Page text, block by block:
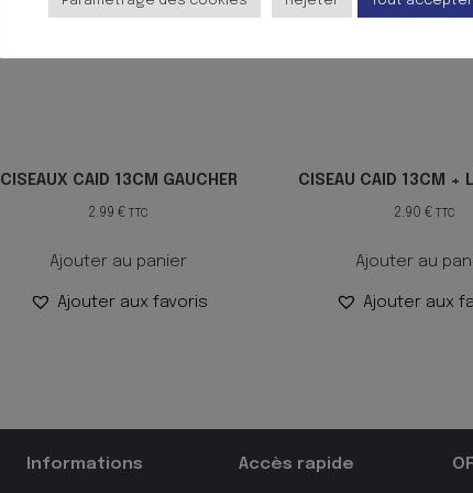
CISEAUX CAID 13CM GAUCHER
2.99€ TTC
Ajouter au panier
Ajouter aux favoris
CISEAU CAID 13CM +
2.90 € TTC
Ajouter au
Ajouter aux
Informations Accès rapide